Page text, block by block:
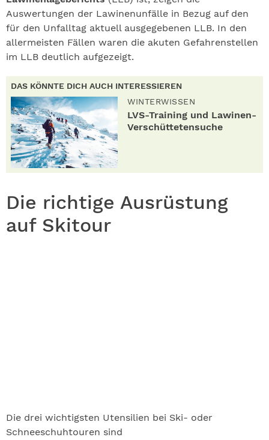
Auswertungen der Lawinenunfälle in Bezug auf den
für den Unfalltag aktuell ausgegebenen LLB. In den
allermeisten Fällen waren die akuten Gefahrenstellen
im LLB deutlich aufgezeigt.
DAS KÖNNTE DICH AUCH INTERESSIEREN
WINTERWISSEN
LVS-Training und Lawinen-
Verschüttetensuche
Die richtige Ausrüstung
auf Skitour
Die drei wichtigsten Utensilien bei Ski- oder
Schneeschuhtouren sind